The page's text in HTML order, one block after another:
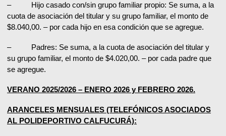
– Hijo casado con/sin grupo familiar propio: Se suma, a la
cuota de asociación del titular y su grupo familiar, el monto de
$8.040,00. – por cada hijo en esa condición que se agregue.
– Padres: Se suma, a la cuota de asociación del titular y
su grupo familiar, el monto de $4.020,00. – por cada padre que
se agregue.
VERANO 2025/2026 – ENERO 2026 y FEBRERO 2026.
ARANCELES MENSUALES (TELEFÓNICOS ASOCIADOS
AL POLIDEPORTIVO CALFUCURÁ):